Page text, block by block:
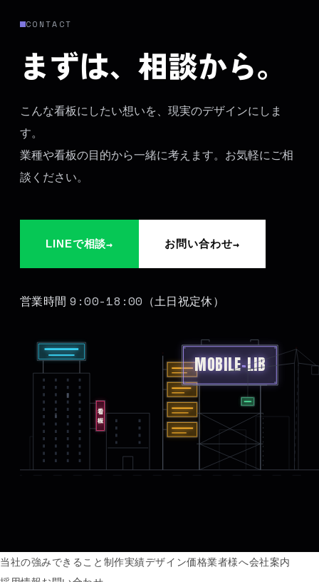
CONTACT
まずは、相談から。
こんな看板にしたい想いを、現実のデザインにしま
す。
業種や看板の目的から一緒に考えます。お気軽にご相
談ください。
LINEで相談→ お問い合わせ→
営業時間 9:00-18:00 （土日祝定休）
看板
MOBILE-LIB
当社の強みできること制作実績デザイン価格業者様へ会社案内